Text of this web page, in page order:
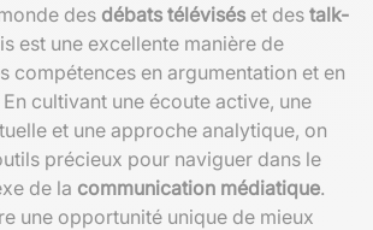
des débats télévisés et des talk-
est une excellente manière de
compétences en argumentation et en
cultivant une écoute active, une
et une approche analytique, on
précieux pour naviguer dans le
de la communication médiatique.
une opportunité unique de mieux